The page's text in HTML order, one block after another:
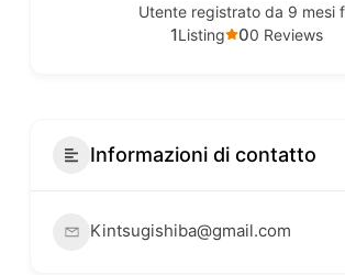
Utente registrato da 9 mesi
00 Reviews
1Listing
Informazioni di contatto
Kintsugishiba@gmail.com